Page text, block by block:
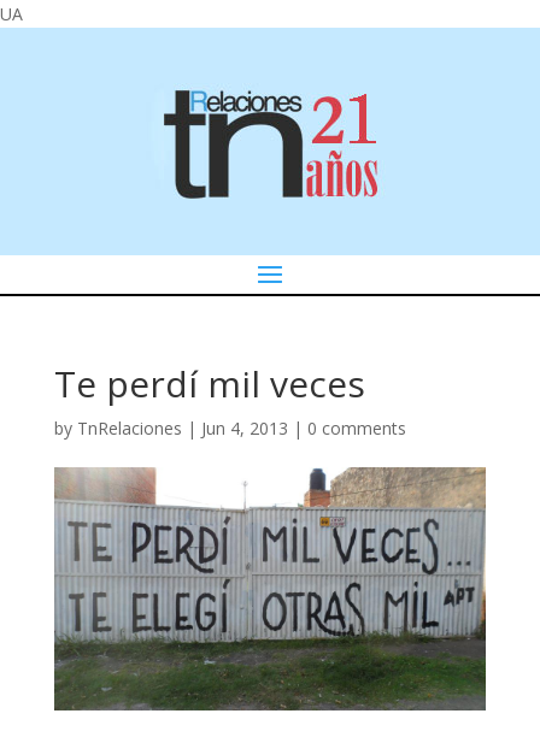
UA
Te perdí mil veces
by TnRelaciones | Jun 4, 2013 | 0 comments